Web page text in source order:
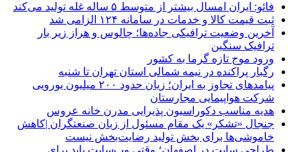
فائو: ایران امسال بیشتر از متوسط ۵ ساله غله تولید می‌کند
ثبت قیمت کالا و خدمات در سامانه ۱۲۴ الزامی شد
آخرین وضعیت ترافیکی جاده‌ها؛ چالوس و هراز زیر بار
ترافیک سنگین
ورود موج تازه گرما به کشور
رگبار پراکنده در نیمه شمالی استان تهران تا شنبه
پیامدهای تجاوز به ایران؛ زیان حدود ۲۰۰ میلیون یورویی
شرکت هواپیمایی مجارستان
هدیه مناسب دکوراسیون پذیرایی مدرن خانه عروس
جنجال «تشکر» یک مقام مسئول از زبان صنعتگران |کاهش
خاموشی‌ها برای بخش تولید رضایت‌بخش نیست
طراحی سایت در اصفهان؛ وقتی وب‌سایت باید برای